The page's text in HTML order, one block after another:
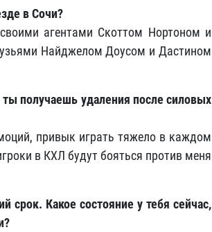
в Сочи?
агентами Скоттом Нортоном и
Найджелом Доусом и Дастином
ты получаешь удаления после силовых
привык играть тяжело в каждом
в КХЛ будут бояться против меня
срок. Какое состояние у тебя сейчас,